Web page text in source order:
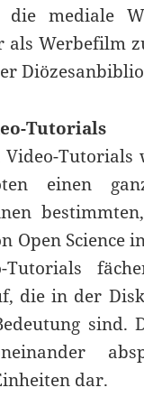
die mediale
als Werbefilm
Tutorials
Tutorials
einen
Open Science
Tutorials
die in der
sind.
dar.